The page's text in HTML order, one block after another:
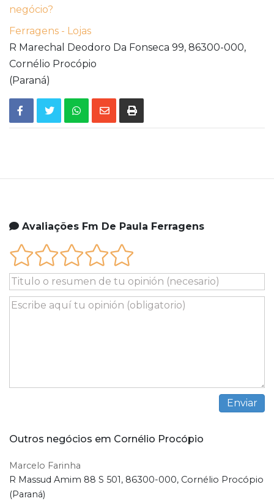
negócio?
Ferragens - Lojas
R Marechal Deodoro Da Fonseca 99, 86300-000,
Cornélio Procópio
(Paraná)
Avaliações Fm De Paula Ferragens
Outros negócios em Cornélio Procópio
Marcelo Farinha
R Massud Amim 88 S 501, 86300-000, Cornélio Procópio
(Paraná)